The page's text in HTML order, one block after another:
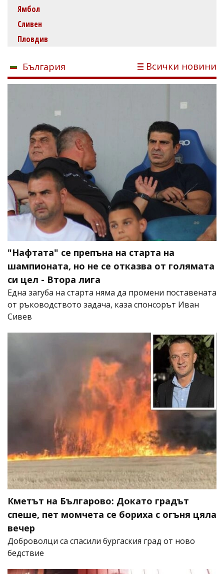
Ямбол
Сливен
Пловдив
България Всички новини
"Нафтата" се препъна на старта на
шампионата, но не се отказва от голямата
си цел - Втора лига
Една загуба на старта няма да промени поставената
от ръководството задача, каза спонсорът Иван
Сивев
Кметът на Българово: Докато градът
спеше, пет момчета се бориха с огъня цяла
вечер
Доброволци са спасили бургаския град от ново
бедствие